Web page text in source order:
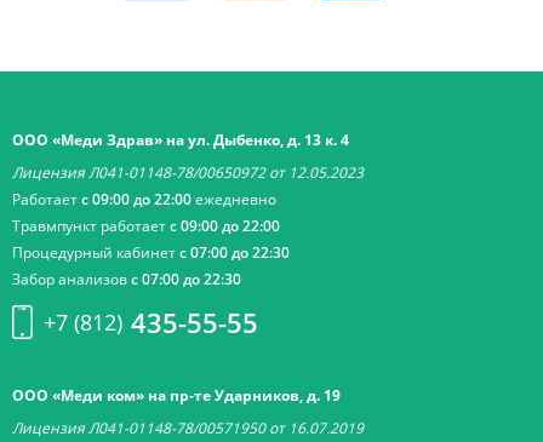
ООО «Меди Здрав» на ул. Дыбенко, д. 13 к. 4
Лицензия Л041-01148-78/00650972 от 12.05.2023
Работаетс 09:00 до 22:00ежедневно
Травмпункт работаетс 09:00 до 22:00
Процедурный кабинетс 07:00 до 22:30
Забор анализовс 07:00 до 22:30
+7 (812) 435-55-55
ООО «Меди ком» на пр-те Ударников, д. 19
Лицензия Л041-01148-78/00571950 от 16.07.2019